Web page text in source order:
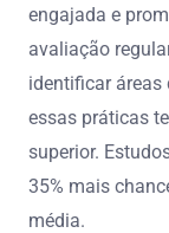
engajada e
avaliação
identificar áreas
essas práticas
superior.
35% mais
média.